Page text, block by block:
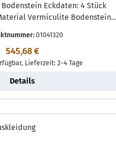
Eckdaten: 4 Stück
Vermiculite Bodenstein
mm) Bodenstein links hinten (257
rechts hinten (257 x 196 x
25 mm)
01041320
Regulärer Preis:
545,68 €
Lieferzeit: 2-4 Tage
Details